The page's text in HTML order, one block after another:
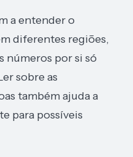
a entender o
diferentes regiões,
números por si só
sobre as
também ajuda a
para possíveis